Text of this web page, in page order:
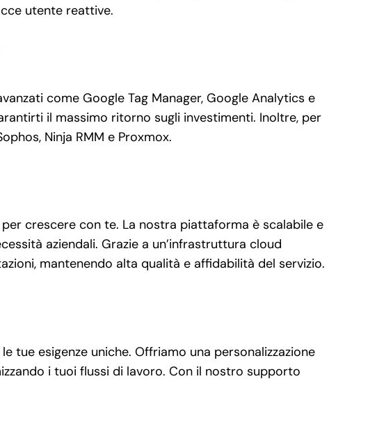
utente reattive.
come Google Tag Manager, Google Analytics e
il massimo ritorno sugli investimenti. Inoltre, per
Ninja RMM e Proxmox.
crescere con te. La nostra piattaforma è scalabile e
aziendali. Grazie a un’infrastruttura cloud
mantenendo alta qualità e affidabilità del servizio.
esigenze uniche. Offriamo una personalizzazione
i tuoi flussi di lavoro. Con il nostro supporto